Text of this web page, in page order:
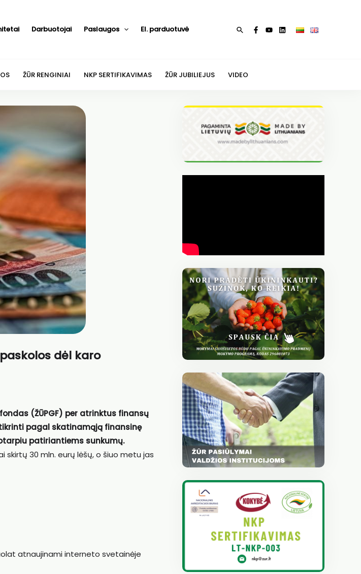
Darbuotojai Paslaugos El. parduotuvė Paieška
ŽŪR RENGINIAI NKP SERTIFIKAVIMAS ŽŪR JUBILIEJUS VIDEO
dėl karo
(ŽŪPGF) per atrinktus finansų
pagal skatinamąją finansinę
patiriantiems sunkumų.
skirtų 30 mln. eurų lėšų, o šiuo metu jas
atnaujinami interneto svetainėje